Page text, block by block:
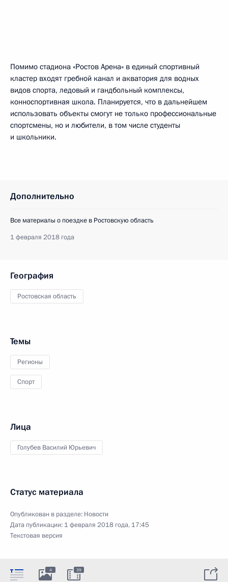
Помимо стадиона «Ростов Арена» в единый спортивный
кластер входят гребной канал и акватория для водных
видов спорта, ледовый и гандбольный комплексы,
конноспортивная школа. Планируется, что в дальнейшем
использовать объекты смогут не только профессиональные
спортсмены, но и любители, в том числе студенты
и школьники.
Дополнительно
Все материалы о поездке в Ростовскую область
1 февраля 2018 года
География
Ростовская область
Темы
Регионы
Спорт
Лица
Голубев Василий Юрьевич
Статус материала
Опубликован в разделе: Новости
Дата публикации: 1 февраля 2018 года, 17:45
Текстовая версия
4 39